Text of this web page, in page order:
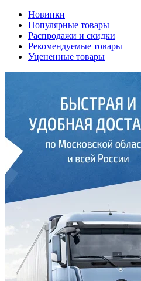
Новинки
Популярные товары
Распродажи и скидки
Рекомендуемые товары
Уцененные товары